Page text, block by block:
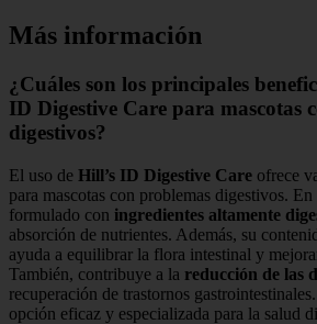
Más información
¿Cuáles son los principales
ID Digestive Care para mascotas
digestivos?
El uso de Hill’s ID Digestive Care ofrece
para mascotas con problemas digestivos.
formulado con ingredientes altamente
absorción de nutrientes. Además, su
ayuda a equilibrar la flora intestinal y
También, contribuye a la reducción de las
recuperación de trastornos
opción eficaz y especializada para la salud